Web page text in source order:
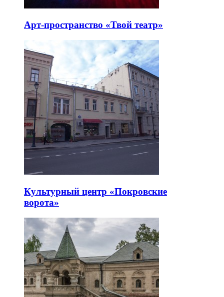
Арт-пространство «Твой театр»
Культурный центр «Покровские
ворота»